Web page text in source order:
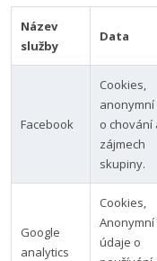
Název
služby
Data
Facebook
Cookies,
anonymní
o chování
zájmech
skupiny.
Google
analytics
Cookies,
Anonymní
údaje o